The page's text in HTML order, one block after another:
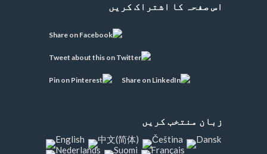
اس صفحہ کا اشتراک کریں
زبان منتخب کریں